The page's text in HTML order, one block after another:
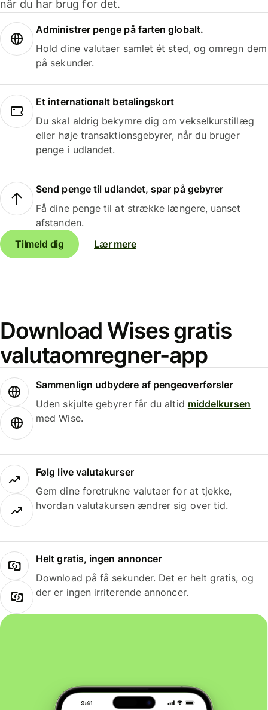
når du har brug for det.
Administrer penge på farten globalt.
Hold dine valutaer samlet ét sted, og omregn dem
på sekunder.
Et internationalt betalingskort
Du skal aldrig bekymre dig om vekselkurstillæg
eller høje transaktionsgebyrer, når du bruger
penge i udlandet.
Send penge til udlandet, spar på gebyrer
Få dine penge til at strække længere, uanset
afstanden.
Tilmeld dig
Lær mere
Download Wises gratis
valutaomregner-app
Sammenlign udbydere af pengeoverførsler
Uden skjulte gebyrer får du altid middelkursen
med Wise.
Følg live valutakurser
Gem dine foretrukne valutaer for at tjekke,
hvordan valutakursen ændrer sig over tid.
Helt gratis, ingen annoncer
Download på få sekunder. Det er helt gratis, og
der er ingen irriterende annoncer.